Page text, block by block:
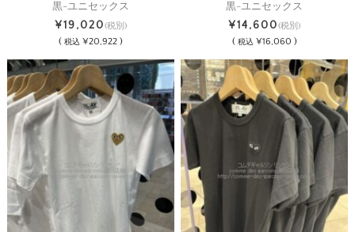
黒-ユニセックス
¥19,020(税別)
( 税込 ¥20,922 )
黒-ユニセックス
¥14,600(税別)
( 税込 ¥16,060 )